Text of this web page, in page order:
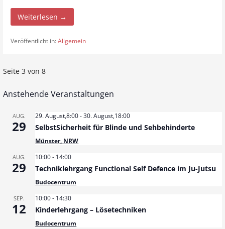
Weiterlesen →
Veröffentlicht in:Allgemein
B
e
N
Seite 3 von 8
Anstehende Veranstaltungen
AUG.
29
29. August,8:00-30. August,18:00
SelbstSicherheit für Blinde und Sehbehinderte
Münster, NRW
AUG.
29
10:00- 14:00
Techniklehrgang Functional Self Defence im Ju-Jutsu
Budocentrum
SEP.
12
10:00- 14:30
Kinderlehrgang – Lösetechniken
Budocentrum